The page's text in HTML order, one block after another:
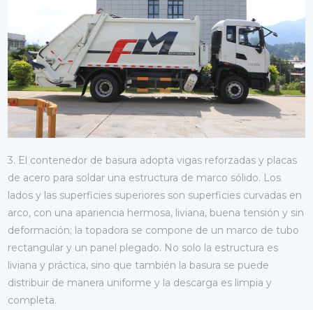
3. El contenedor de basura adopta vigas reforzadas y placas
de acero para soldar una estructura de marco sólido. Los
lados y las superficies superiores son superficies curvadas en
arco, con una apariencia hermosa, liviana, buena tensión y sin
deformación; la topadora se compone de un marco de tubo
rectangular y un panel plegado. No solo la estructura es
liviana y práctica, sino que también la basura se puede
distribuir de manera uniforme y la descarga es limpia y
completa.